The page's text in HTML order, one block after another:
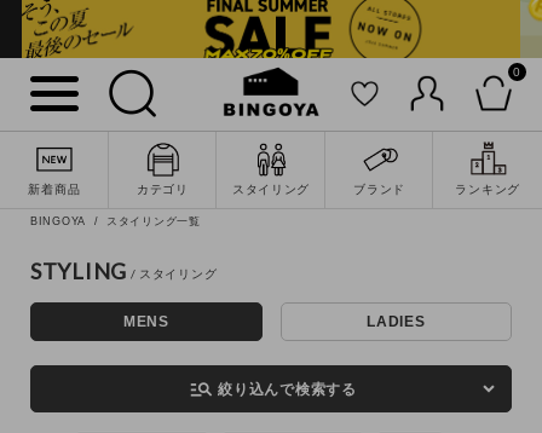
0
新着商品 カテゴリ スタイリング ブランド ランキング
詳細検索
キーワード
BINGOYA スタイリング一覧
STYLING
MENS LADIES
manage_search 絞り込んで検索する